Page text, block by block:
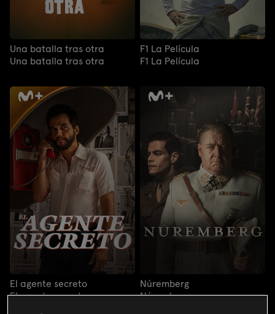
Una batalla tras otra
Una batalla tras otra
F1 La Película
F1 La Película
El agente secreto
El agente secreto
Núremberg
Núremberg